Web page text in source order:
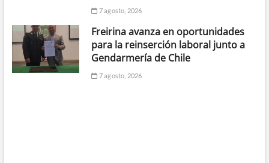
7 agosto, 2026
Freirina avanza en oportunidades
para la reinserción laboral junto a
Gendarmería de Chile
7 agosto, 2026